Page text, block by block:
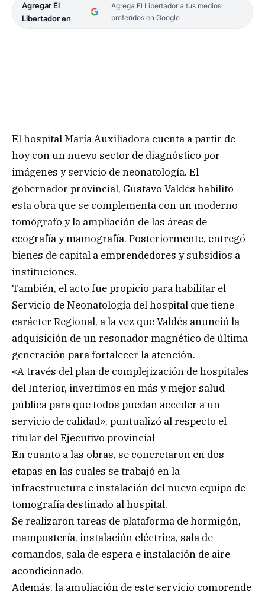
Agregar El
Libertador en
Agrega El Libertador a tus medios
preferidos en Google
El hospital María Auxiliadora cuenta a partir de
hoy con un nuevo sector de diagnóstico por
imágenes y servicio de neonatología. El
gobernador provincial, Gustavo Valdés habilitó
esta obra que se complementa con un moderno
tomógrafo y la ampliación de las áreas de
ecografía y mamografía. Posteriormente, entregó
bienes de capital a emprendedores y subsidios a
instituciones.
También, el acto fue propicio para habilitar el
Servicio de Neonatología del hospital que tiene
carácter Regional, a la vez que Valdés anunció la
adquisición de un resonador magnético de última
generación para fortalecer la atención.
«A través del plan de complejización de hospitales
del Interior, invertimos en más y mejor salud
pública para que todos puedan acceder a un
servicio de calidad», puntualizó al respecto el
titular del Ejecutivo provincial
En cuanto a las obras, se concretaron en dos
etapas en las cuales se trabajó en la
infraestructura e instalación del nuevo equipo de
tomografía destinado al hospital.
Se realizaron tareas de plataforma de hormigón,
mampostería, instalación eléctrica, sala de
comandos, sala de espera e instalación de aire
acondicionado.
Además, la ampliación de este servicio comprende